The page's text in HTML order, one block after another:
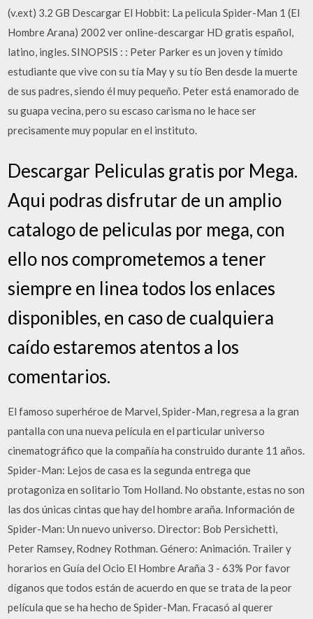
(v.ext) 3.2 GB Descargar El Hobbit: La pelicula Spider-Man 1 (El
Hombre Arana) 2002 ver online-descargar HD gratis español,
latino, ingles. SINOPSIS : : Peter Parker es un joven y tímido
estudiante que vive con su tía May y su tío Ben desde la muerte
de sus padres, siendo él muy pequeño. Peter está enamorado de
su guapa vecina, pero su escaso carisma no le hace ser
precisamente muy popular en el instituto.
Descargar Peliculas gratis por Mega.
Aqui podras disfrutar de un amplio
catalogo de peliculas por mega, con
ello nos comprometemos a tener
siempre en linea todos los enlaces
disponibles, en caso de cualquiera
caído estaremos atentos a los
comentarios.
El famoso superhéroe de Marvel, Spider-Man, regresa a la gran
pantalla con una nueva película en el particular universo
cinematográfico que la compañía ha construido durante 11 años.
Spider-Man: Lejos de casa es la segunda entrega que
protagoniza en solitario Tom Holland. No obstante, estas no son
las dos únicas cintas que hay del hombre araña. Información de
Spider-Man: Un nuevo universo. Director: Bob Persichetti,
Peter Ramsey, Rodney Rothman. Género: Animación. Trailer y
horarios en Guía del Ocio El Hombre Araña 3 - 63% Por favor
díganos que todos están de acuerdo en que se trata de la peor
película que se ha hecho de Spider-Man. Fracasó al querer